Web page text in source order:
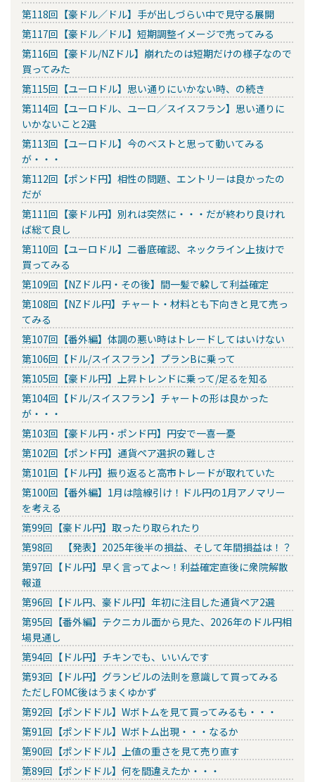
第118回【豪ドル／ドル】手が出しづらい中で見守る展開
第117回【豪ドル／ドル】短期調整イメージで売ってみる
第116回【豪ドル/NZドル】崩れたのは短期だけの様子なので
買ってみた
第115回【ユーロドル】思い通りにいかない時、の続き
第114回【ユーロドル、ユーロ／スイスフラン】思い通りに
いかないこと2選
第113回【ユーロドル】今のベストと思って動いてみる
が・・・
第112回【ポンド円】相性の問題、エントリーは良かったの
だが
第111回【豪ドル円】別れは突然に・・・だが終わり良けれ
ば総て良し
第110回【ユーロドル】二番底確認、ネックライン上抜けで
買ってみる
第109回【NZドル円・その後】間一髪で躱して利益確定
第108回【NZドル円】チャート・材料とも下向きと見て売っ
てみる
第107回【番外編】体調の悪い時はトレードしてはいけない
第106回【ドル/スイスフラン】プランBに乗って
第105回【豪ドル円】上昇トレンドに乗って/足るを知る
第104回【ドル/スイスフラン】チャートの形は良かった
が・・・
第103回【豪ドル円・ポンド円】円安で一喜一憂
第102回【ポンド円】通貨ペア選択の難しさ
第101回【ドル円】振り返ると高市トレードが取れていた
第100回【番外編】1月は陰線引け！ドル円の1月アノマリー
を考える
第99回【豪ドル円】取ったり取られたり
第98回 【発表】2025年後半の損益、そして年間損益は！？
第97回【ドル円】早く言ってよ～！利益確定直後に衆院解散
報道
第96回【ドル円、豪ドル円】年初に注目した通貨ペア2選
第95回【番外編】テクニカル面から見た、2026年のドル円相
場見通し
第94回【ドル円】チキンでも、いいんです
第93回【ドル円】グランビルの法則を意識して買ってみる
ただしFOMC後はうまくゆかず
第92回【ポンドドル】Wボトムを見て買ってみるも・・・
第91回【ポンドドル】Wボトム出現・・・なるか
第90回【ポンドドル】上値の重さを見て売り直す
第89回【ポンドドル】何を間違えたか・・・